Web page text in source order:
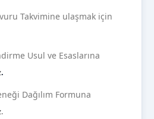
Takvimine ulaşmak için
Usul ve Esaslarına
.
Dağılım Formuna